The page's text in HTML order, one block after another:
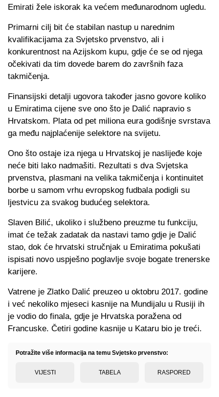
Emirati žele iskorak ka većem međunarodnom ugledu.
Primarni cilj bit će stabilan nastup u narednim
kvalifikacijama za Svjetsko prvenstvo, ali i
konkurentnost na Azijskom kupu, gdje će se od njega
očekivati da tim dovede barem do završnih faza
takmičenja.
Finansijski detalji ugovora također jasno govore koliko
u Emiratima cijene sve ono što je Dalić napravio s
Hrvatskom. Plata od pet miliona eura godišnje svrstava
ga među najplaćenije selektore na svijetu.
Ono što ostaje iza njega u Hrvatskoj je naslijeđe koje
neće biti lako nadmašiti. Rezultati s dva Svjetska
prvenstva, plasmani na velika takmičenja i kontinuitet
borbe u samom vrhu evropskog fudbala podigli su
ljestvicu za svakog budućeg selektora.
Slaven Bilić, ukoliko i službeno preuzme tu funkciju,
imat će težak zadatak da nastavi tamo gdje je Dalić
stao, dok će hrvatski stručnjak u Emiratima pokušati
ispisati novo uspješno poglavlje svoje bogate trenerske
karijere.
Vatrene je Zlatko Dalić preuzeo u oktobru 2017. godine
i već nekoliko mjeseci kasnije na Mundijalu u Rusiji ih
je vodio do finala, gdje je Hrvatska poražena od
Francuske. Četiri godine kasnije u Kataru bio je treći.
Potražite više informacija na temu Svjetsko prvenstvo:
VIJESTI TABELA RASPORED